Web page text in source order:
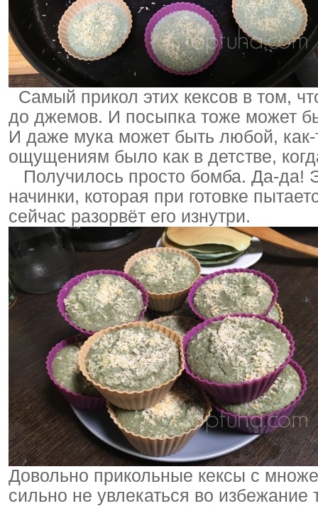
Самый прикол этих кексов в том,
до джемов. И посыпка тоже может
И даже мука может быть любой,
ощущениям было как в детстве,
Получилось просто бомба. Да-да!
начинки, которая при готовке
сейчас разорвёт его изнутри.
Довольно прикольные кексы с
сильно не увлекаться во